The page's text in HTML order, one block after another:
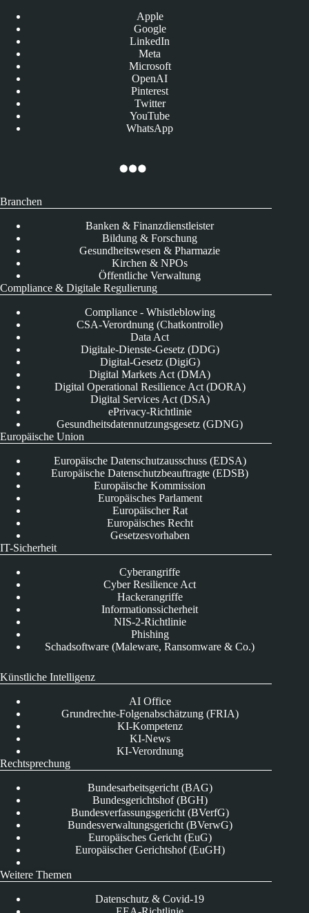
Apple
Google
LinkedIn
Meta
Microsoft
OpenAI
Pinterest
Twitter
YouTube
WhatsApp
Branchen
Banken & Finanzdienstleister
Bildung & Forschung
Gesundheitswesen & Pharmazie
Kirchen & NPOs
Öffentliche Verwaltung
Compliance & Digitale Regulierung
Compliance - Whistleblowing
CSA-Verordnung (Chatkontrolle)
Data Act
Digitale-Dienste-Gesetz (DDG)
Digital-Gesetz (DigiG)
Digital Markets Act (DMA)
Digital Operational Resilience Act (DORA)
Digital Services Act (DSA)
ePrivacy-Richtlinie
Gesundheitsdatennutzungsgesetz (GDNG)
Europäische Union
Europäische Datenschutzausschuss (EDSA)
Europäische Datenschutzbeauftragte (EDSB)
Europäische Kommission
Europäisches Parlament
Europäischer Rat
Europäisches Recht
Gesetzesvorhaben
IT-Sicherheit
Cyberangriffe
Cyber Resilience Act
Hackerangriffe
Informationssicherheit
NIS-2-Richtlinie
Phishing
Schadsoftware (Maleware, Ransomware & Co.)
Künstliche Intelligenz
AI Office
Grundrechte-Folgenabschätzung (FRIA)
KI-Kompetenz
KI-News
KI-Verordnung
Rechtsprechung
Bundesarbeitsgericht (BAG)
Bundesgerichtshof (BGH)
Bundesverfassungsgericht (BVerfG)
Bundesverwaltungsgericht (BVerwG)
Europäisches Gericht (EuG)
Europäischer Gerichtshof (EuGH)
Weitere Themen
Datenschutz & Covid-19